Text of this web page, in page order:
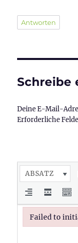
Antworten
Schreibe
Deine E-Mail-
Erforderliche
ABSATZ
Failed to
Failed to